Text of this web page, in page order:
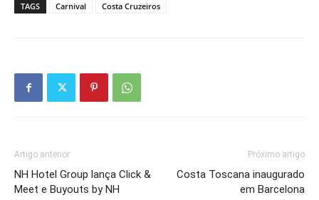
TAGS Carnival Costa Cruzeiros
Artigo anterior
NH Hotel Group lança Click &
Meet e Buyouts by NH
Próximo artigo
Costa Toscana inaugurado
em Barcelona